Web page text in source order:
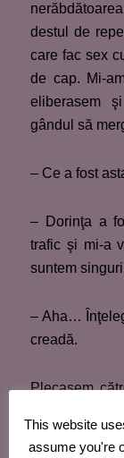
destul de
care fac sex
de cap. Mi-
eliberasem
gândul să
– Ce a fost
– Dorinţa a
trafic şi mi-a
suntem
– Aha…
creadă.
Plecasem
This website
assume you're